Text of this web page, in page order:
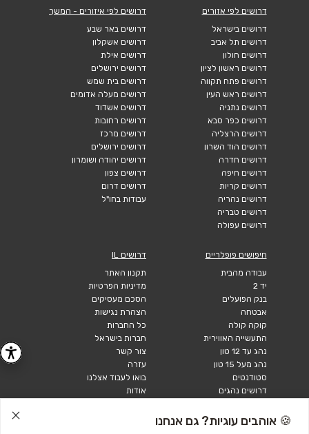
דרושים לפי אזורים
דרושים בישראל
דרושים תל אביב
דרושים חולון
דרושים ראשון לציון
דרושים פתח תקווה
דרושים ראש העין
דרושים נתניה
דרושים כפר סבא
דרושים הרצליה
דרושים הוד השרון
דרושים חדרה
דרושים חיפה
דרושים קריות
דרושים נהריה
דרושים טבריה
דרושים עפולה
דרושים לפי איזורים - המשך
דרושים באר שבע
דרושים אשקלון
דרושים אילת
דרושים ירושלים
דרושים בית שמש
דרושים מעלה אדומים
דרושים אשדוד
דרושים רחובות
דרושים מרכז
דרושים ירושלים
דרושים יהודה ושומרון
דרושים צפון
דרושים דרום
עבודות בחו"ל
חיפושים פופלריים
עבודה מהבית
יד 2
בנק הפועלים
אבטחה
קוקה קולה
התעשייה האווירית
נהג עד 12 טון
נהג מעל 15 טון
סטודנטים
דרושים נהגים
טבלאות שכר
דרושים IL
תקנון האתר
מדיניות הפרטיות
הסכם מעסיקים
הצהרת נגישות
כל החברות
חברות בישראל
צור קשר
עזרה
בואו לעבוד אצלנו
אודות
🍪 אוהבים עוגיות? גם אנחנו